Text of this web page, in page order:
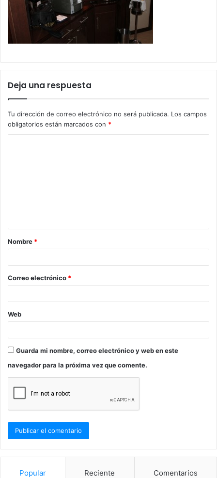
Deja una respuesta
Tu dirección de correo electrónico no será publicada. Los campos
obligatorios están marcados con *
a
r
*
Nombre *
Correo electrónico *
Web
Guarda mi nombre, correo electrónico y web en este
navegador para la próxima vez que comente.
Popular Reciente Comentarios